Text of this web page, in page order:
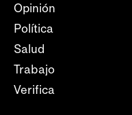
Opinión
Política
Salud
Trabajo
Verifica